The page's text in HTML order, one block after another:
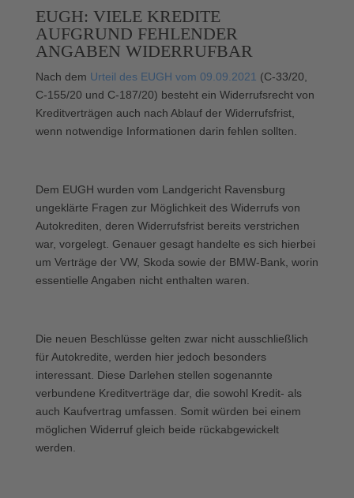
EUGH: VIELE KREDITE
AUFGRUND FEHLENDER
ANGABEN WIDERRUFBAR
Nach dem Urteil des EUGH vom 09.09.2021 (C-33/20,
C-155/20 und C-187/20) besteht ein Widerrufsrecht von
Kreditverträgen auch nach Ablauf der Widerrufsfrist,
wenn notwendige Informationen darin fehlen sollten.
Dem EUGH wurden vom Landgericht Ravensburg
ungeklärte Fragen zur Möglichkeit des Widerrufs von
Autokrediten, deren Widerrufsfrist bereits verstrichen
war, vorgelegt. Genauer gesagt handelte es sich hierbei
um Verträge der VW, Skoda sowie der BMW-Bank, worin
essentielle Angaben nicht enthalten waren.
Die neuen Beschlüsse gelten zwar nicht ausschließlich
für Autokredite, werden hier jedoch besonders
interessant. Diese Darlehen stellen sogenannte
verbundene Kreditverträge dar, die sowohl Kredit- als
auch Kaufvertrag umfassen. Somit würden bei einem
möglichen Widerruf gleich beide rückabgewickelt
werden.